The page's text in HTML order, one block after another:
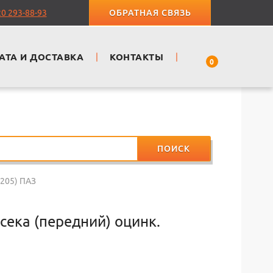
ПОИСК
ПАЗ
(передний) оцинк.
293-88-93 ОБРАТНАЯ СВЯЗЬ
И ДОСТАВКА КОНТАКТЫ 0